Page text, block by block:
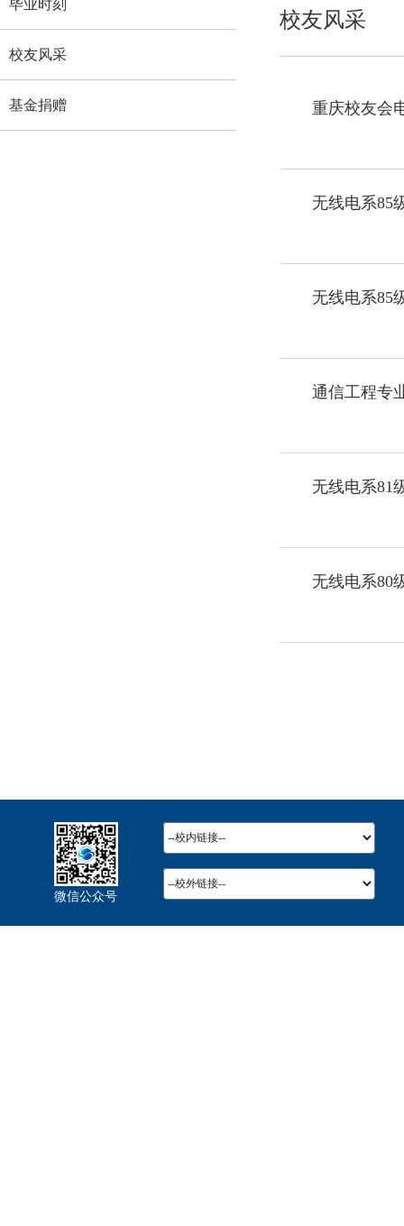
毕业时刻
校友风采
基金捐赠
校友风采
重庆校友会
无线电系85
无线电系85
通信工程专
无线电系81
无线电系80
微信公众号